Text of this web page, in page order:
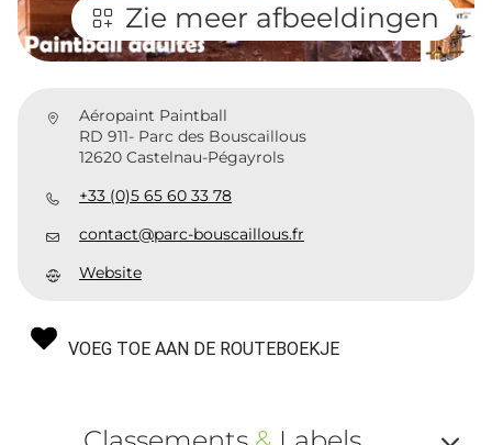
Zie meer afbeeldingen
Aéropaint Paintball
RD 911- Parc des Bouscaillous
12620 Castelnau-Pégayrols
+33 (0)5 65 60 33 78
contact@parc-bouscaillous.fr
Website
VOEG TOE AAN DE ROUTEBOEKJE